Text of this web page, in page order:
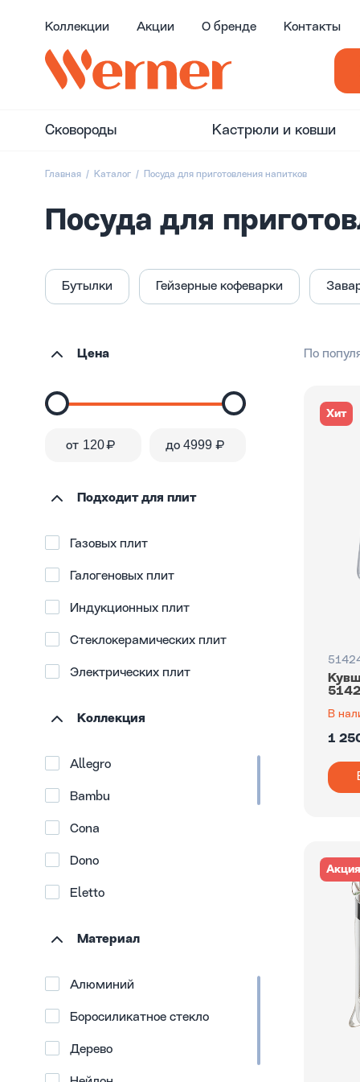
Коллекции Акции О бренде Контакты
Сковороды Кастрюли и ковши
Главная Каталог Посуда для приготовления напитков
Посуда для
Бутылки Гейзерные кофеварки
Цена
от ₽ до ₽
Подходит для плит
Газовых плит
Галогеновых плит
Индукционных плит
Стеклокерамических плит
Электрических плит
Коллекция
Allegro
Bambu
Cona
Dono
Eletto
Fresco
Infinity
Nero
Материал
Алюминий
Боросиликатное стекло
Дерево
По
Хит
В
1
Акция